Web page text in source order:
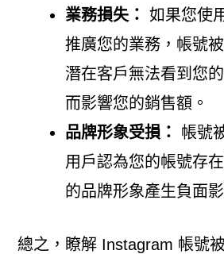
業務損失： 如果您使
推廣您的業務，帳號
潛在客戶無法看到您
而影響您的銷售額。
品牌形象受損：
帳號
用戶認為您的帳號存
的品牌形象產生負面影
總之，瞭解 Instagram 帳號